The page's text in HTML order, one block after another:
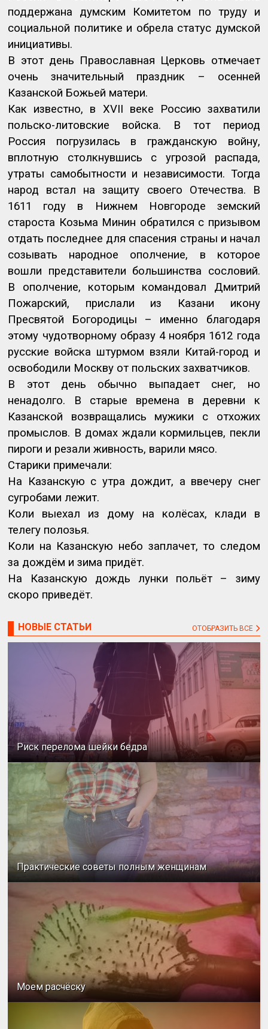
поддержана думским Комитетом по труду и
социальной политике и обрела статус думской
инициативы.
В этот день Православная Церковь отмечает
очень значительный праздник – осенней
Казанской Божьей матери.
Как известно, в XVII веке Россию захватили
польско-литовские войска. В тот период
Россия погрузилась в гражданскую войну,
вплотную столкнувшись с угрозой распада,
утраты самобытности и независимости. Тогда
народ встал на защиту своего Отечества. В
1611 году в Нижнем Новгороде земский
староста Козьма Минин обратился с призывом
отдать последнее для спасения страны и начал
созывать народное ополчение, в которое
вошли представители большинства сословий.
В ополчение, которым командовал Дмитрий
Пожарский, прислали из Казани икону
Пресвятой Богородицы – именно благодаря
этому чудотворному образу 4 ноября 1612 года
русские войска штурмом взяли Китай-город и
освободили Москву от польских захватчиков.
В этот день обычно выпадает снег, но
ненадолго. В старые времена в деревни к
Казанской возвращались мужики с отхожих
промыслов. В домах ждали кормильцев, пекли
пироги и резали живность, варили мясо.
Старики примечали:
На Казанскую с утра дождит, а ввечеру снег
сугробами лежит.
Коли выехал из дому на колёсах, клади в
телегу полозья.
Коли на Казанскую небо заплачет, то следом
за дождём и зима придёт.
На Казанскую дождь лунки польёт – зиму
скоро приведёт.
НОВЫЕ СТАТЬИ ОТОБРАЗИТЬ ВСЕ
Риск перелома шейки бедра
Практические советы полным женщинам
Моем расчёску